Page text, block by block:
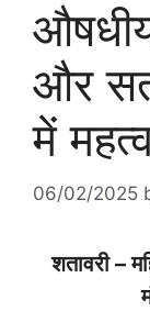
और
में
06/02/2025
शतावरी –